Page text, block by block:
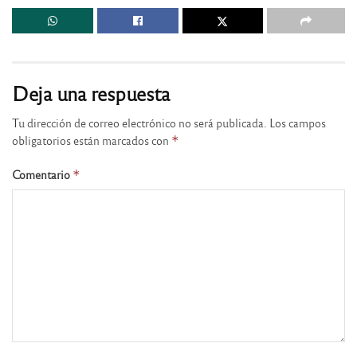
Deja una respuesta
Tu dirección de correo electrónico no será publicada. Los campos
obligatorios están marcados con *
Comentario *